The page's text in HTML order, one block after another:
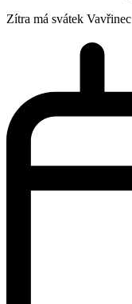
Zítra má svátek Vavřinec